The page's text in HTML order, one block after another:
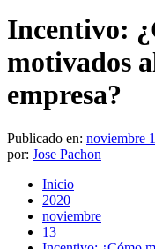
Incentivo:
motivados
empresa?
Publicado en: noviembre
por: Jose Pachon
Inicio
2020
noviembre
13